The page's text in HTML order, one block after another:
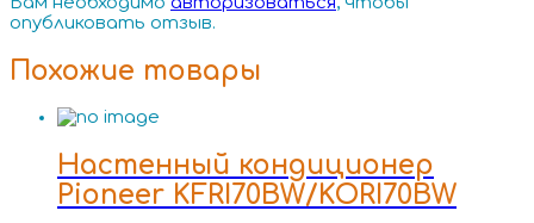
опубликовать отзыв.
Похожие товары
Настенный кондиционер
Pioneer KFRI70BW/KORI70BW